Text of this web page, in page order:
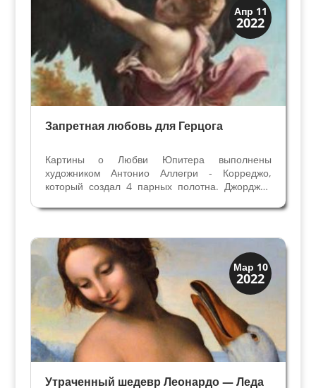
Апр 11
2022
История
Мифы и Библия
Запретная любовь для Герцога
Картины о Любви Юпитера выполнены
художником Антонио Аллегри - Корреджо,
который создал 4 парных полотна. Джорджио
герцог Мантуи заказал для подарка императору
исполнял он для многих...
Мар 10
2022
Искусство
Тайны картин
Утраченный шедевр Леонардо — Леда